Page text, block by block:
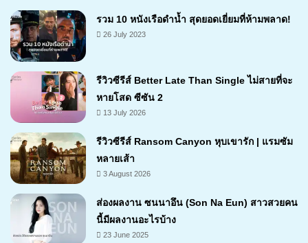
รวม 10 หนังเรือดำน้ำ สุดยอดเยี่ยมที่ห้ามพลาด!
26 July 2023
รีวิวซีรีส์ Better Late Than Single ไม่สายที่จะ
หายโสด ซีซัน 2
13 July 2026
7.1
รีวิวซีรีส์ Ransom Canyon หุบเขารัก | แรมซัม
หลายเส้า
3 August 2026
ส่องผลงาน ซนนาอึน (Son Na Eun) สาวสวยคน
นี้มีผลงานอะไรบ้าง
23 June 2025